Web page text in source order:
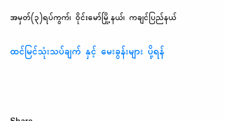
အမှတ်(၃)ရပ်ကွက်၊ ဝိုင်းမော်မြို့နယ်၊ ကချင်ပြည်နယ်
ထင်မြင်သုံးသပ်ချက် နှင့် မေးခွန်းများ ပို့ရန်